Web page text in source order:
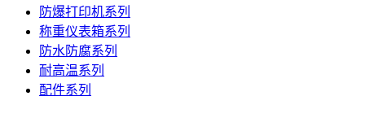
防爆打印机系列
称重仪表箱系列
防水防腐系列
耐高温系列
配件系列